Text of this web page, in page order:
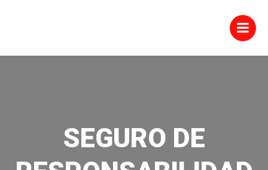
SEGURO DE